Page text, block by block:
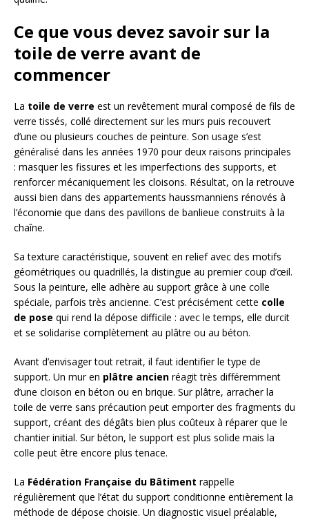
Ce que vous devez savoir sur la
toile de verre avant de
commencer
La toile de verre est un revêtement mural composé de fils de
verre tissés, collé directement sur les murs puis recouvert
d’une ou plusieurs couches de peinture. Son usage s’est
généralisé dans les années 1970 pour deux raisons principales
: masquer les fissures et les imperfections des supports, et
renforcer mécaniquement les cloisons. Résultat, on la retrouve
aussi bien dans des appartements haussmanniens rénovés à
l’économie que dans des pavillons de banlieue construits à la
chaîne.
Sa texture caractéristique, souvent en relief avec des motifs
géométriques ou quadrillés, la distingue au premier coup d’œil.
Sous la peinture, elle adhère au support grâce à une colle
spéciale, parfois très ancienne. C’est précisément cette colle
de pose qui rend la dépose difficile : avec le temps, elle durcit
et se solidarise complètement au plâtre ou au béton.
Avant d’envisager tout retrait, il faut identifier le type de
support. Un mur en plâtre ancien réagit très différemment
d’une cloison en béton ou en brique. Sur plâtre, arracher la
toile de verre sans précaution peut emporter des fragments du
support, créant des dégâts bien plus coûteux à réparer que le
chantier initial. Sur béton, le support est plus solide mais la
colle peut être encore plus tenace.
La Fédération Française du Bâtiment rappelle
régulièrement que l’état du support conditionne entièrement la
méthode de dépose choisie. Un diagnostic visuel préalable,